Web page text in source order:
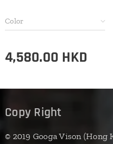
Color
4,580.00 HKD
Copy Right
© 2019 Googa Vison